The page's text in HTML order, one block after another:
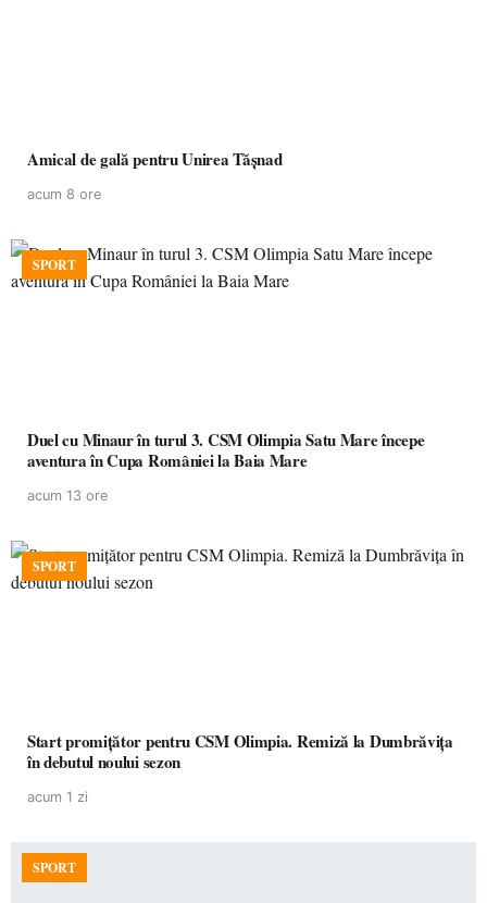
Amical de gală pentru Unirea Tășnad
acum 8 ore
SPORT
Duel cu Minaur în turul 3. CSM Olimpia Satu Mare începe
aventura în Cupa României la Baia Mare
acum 13 ore
SPORT
Start promițător pentru CSM Olimpia. Remiză la Dumbrăvița
în debutul noului sezon
acum 1 zi
SPORT